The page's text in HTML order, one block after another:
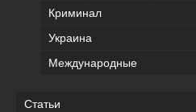
Криминал
Украина
Международные
Статьи